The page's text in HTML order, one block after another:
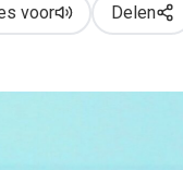
voor Delen